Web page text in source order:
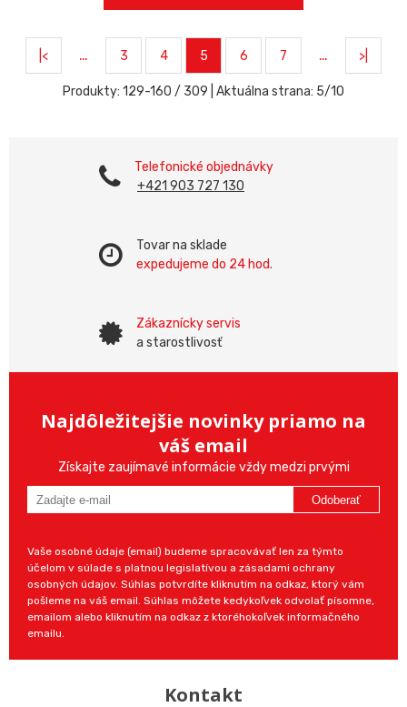
|< … 3 4 5 6 7 … >|
Produkty: 129-160 / 309 | Aktuálna strana: 5/10
Telefonické objednávky
+421 903 727 130
Tovar na sklade
expedujeme do 24 hod.
Zákaznícky servis
a starostlivosť
Najdôležitejšie novinky priamo na
váš email
Získajte zaujímavé informácie vždy medzi prvými
Odoberať
Vaše osobné údaje (email) budeme spracovávať len za týmto
účelom v súlade s platnou legislatívou a zásadami ochrany
osobných údajov. Súhlas potvrdíte kliknutím na odkaz, ktorý vám
pošleme na váš email. Súhlas môžete kedykoľvek odvolať písomne,
emailom alebo kliknutím na odkaz z ktoréhokoľvek informačného
emailu.
Kontakt